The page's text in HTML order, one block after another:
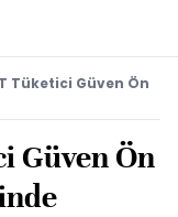
Tüketici Güven Ön
Güven Ön